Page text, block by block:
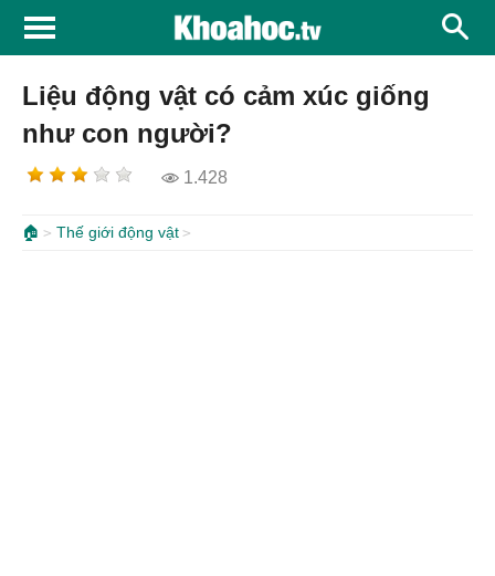
Liệu động vật có cảm xúc giống
như con người?
1.428
🏠 Thế giới động vật